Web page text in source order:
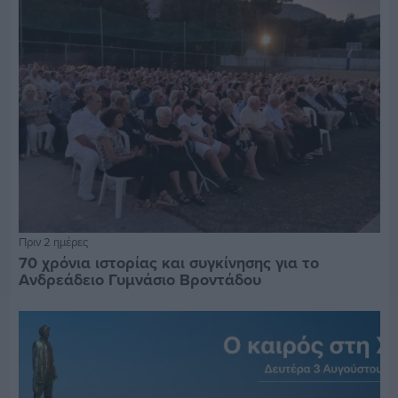
Πριν 2 ημέρες
70 χρόνια ιστορίας και συγκίνησης για το
Ανδρεάδειο Γυμνάσιο Βροντάδου